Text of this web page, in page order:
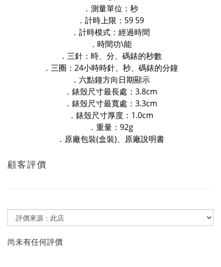
．測量單位：秒
．計時上限：59 59
．計時模式：經過時間
．時間功\能
．三針：時、分、碼錶的秒數
．三圈：24小時時針、秒、碼錶的分鐘
．六點鐘方向日期顯示
．錶殼尺寸最長處：3.8cm
．錶殼尺寸最寬處：3.3cm
．錶殼尺寸厚度：1.0cm
．重量：92g
．原廠包裝(盒裝)、原廠說明書
顧客評價
尚未有任何評價